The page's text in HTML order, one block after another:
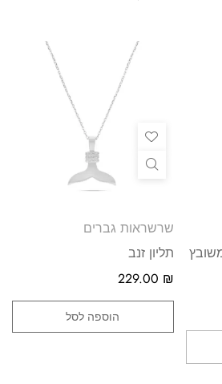
שרשראות גברים
תליון זנב
229.00 ₪
הוספה לסל